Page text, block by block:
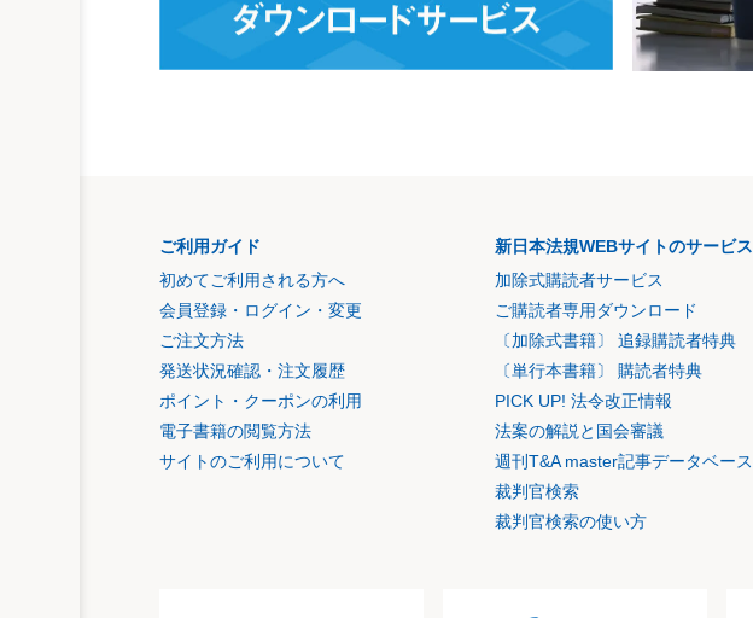
ご利用ガイド
初めてご利用される方へ
会員登録・ログイン・変更
ご注文方法
発送状況確認・注文履歴
ポイント・クーポンの利用
電子書籍の閲覧方法
サイトのご利用について
新日本法規WEBサイトのサービス
加除式購読者サービス
ご購読者専用ダウンロード
〔加除式書籍〕 追録購読者特典
〔単行本書籍〕 購読者特典
PICK UP! 法令改正情報
法案の解説と国会審議
週刊T&A master記事データベース
裁判官検索
裁判官検索の使い方